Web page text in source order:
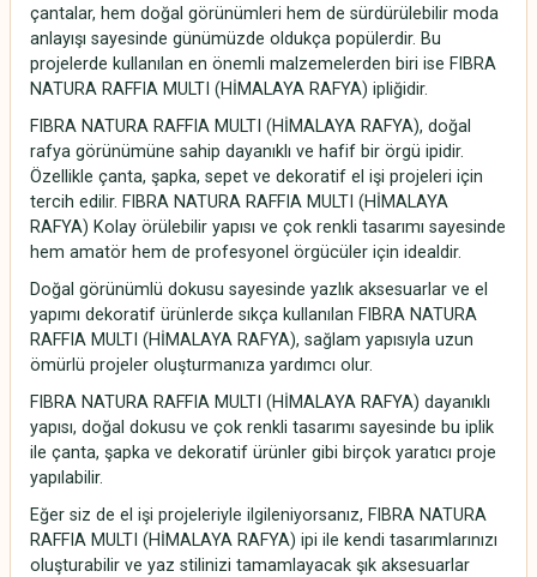
çantalar, hem doğal görünümleri hem de sürdürülebilir moda
anlayışı sayesinde günümüzde oldukça popülerdir. Bu
projelerde kullanılan en önemli malzemelerden biri ise FIBRA
NATURA RAFFIA MULTI (HİMALAYA RAFYA) ipliğidir.
FIBRA NATURA RAFFIA MULTI (HİMALAYA RAFYA), doğal
rafya görünümüne sahip dayanıklı ve hafif bir örgü ipidir.
Özellikle çanta, şapka, sepet ve dekoratif el işi projeleri için
tercih edilir. FIBRA NATURA RAFFIA MULTI (HİMALAYA
RAFYA) Kolay örülebilir yapısı ve çok renkli tasarımı sayesinde
hem amatör hem de profesyonel örgücüler için idealdir.
Doğal görünümlü dokusu sayesinde yazlık aksesuarlar ve el
yapımı dekoratif ürünlerde sıkça kullanılan FIBRA NATURA
RAFFIA MULTI (HİMALAYA RAFYA), sağlam yapısıyla uzun
ömürlü projeler oluşturmanıza yardımcı olur.
FIBRA NATURA RAFFIA MULTI (HİMALAYA RAFYA) dayanıklı
yapısı, doğal dokusu ve çok renkli tasarımı sayesinde bu iplik
ile çanta, şapka ve dekoratif ürünler gibi birçok yaratıcı proje
yapılabilir.
Eğer siz de el işi projeleriyle ilgileniyorsanız, FIBRA NATURA
RAFFIA MULTI (HİMALAYA RAFYA) ipi ile kendi tasarımlarınızı
oluşturabilir ve yaz stilinizi tamamlayacak şık aksesuarlar